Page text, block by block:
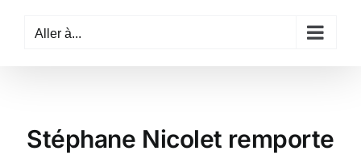
Aller à...
Stéphane Nicolet remporte